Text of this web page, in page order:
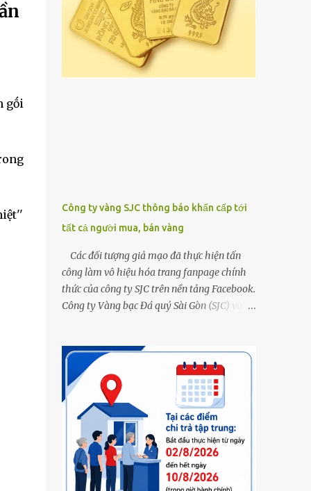
gṓi
Công ty vàng SJC thông báo khẩn cấp tới
tất cả người mua, bán vàng
Các đối tượng giả mạo đã thực hiện tấn
công làm vô hiệu hóa trang fanpage chính
thức của công ty SJC trên nền tảng Facebook.
Công ty Vàng bạc Đá quý Sài Gòn (SJC) vừa
fanpage chính thức của công ty SJC trên nền
tảng Facebook (đường link page
www.facebook.com/sjcsaigon). Trước đó,
công ty liên tục ghi nhận và cảnh báo đến
khách hàng việc các đối tượng xấu giả mạo
Fanpage của SJC trên nền tảng Facebook
nhằm mục đích lừa đảo, trục lợi. Để bảo đảm
an toàn tài sản cho khách hàng, công ty SJC